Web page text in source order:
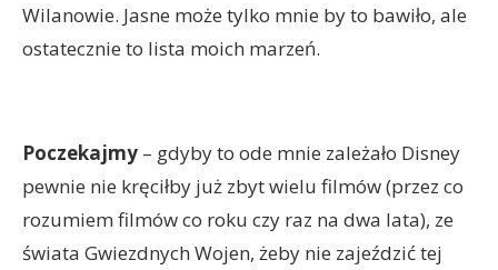
Wilanowie. Jasne może tylko mnie by to bawiło, ale
ostatecznie to lista moich marzeń.
Poczekajmy – gdyby to ode mnie zależało Disney
pewnie nie kręciłby już zbyt wielu filmów (przez co
rozumiem filmów co roku czy raz na dwa lata), ze
świata Gwiezdnych Wojen, żeby nie zajeździć tej